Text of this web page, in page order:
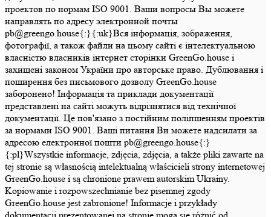
проектов по нормам ISO 9001. Ваши вопросы Вы можете
направлять по адресу электронной почты
pb@greengo.house{:}{:uk}Вся інформація, зображення,
фотографії, а також файли на цьому сайті є інтелектуальною
власністю власників інтернет сторінки GreenGo.house і
захищені законом України про авторське право. Дублювання і
поширення без письмового дозволу GreenGo.house
заборонено! Інформація та приклади документації
представлені на сайті можуть відрізнятися від технічної
документації. Це пов'язано з постійним поліпшенням проектів
за нормами ISO 9001. Ваші питання Ви можете надсилати за
адресою електронної пошти pb@greengo.house{:}
{:pl}Wszystkie informacje, zdjęcia, zdjęcia, a także pliki zawarte na
tej stronie są własnością intelektualną właścicieli strony internetowej
GreenGo.house i są chronione prawem autorskim Ukrainy.
Kopiowanie i rozpowszechnianie bez pisemnej zgody
GreenGo.house jest zabronione! Informacje i przykłady
dokumentacji prezentowanej na stronie mogą się różnić od